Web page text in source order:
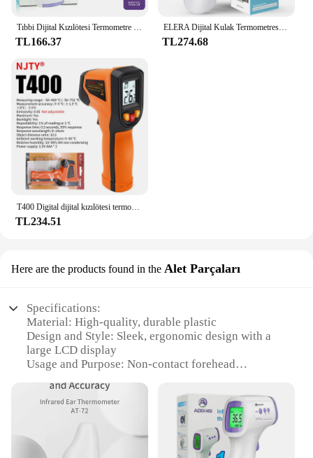
Tıbbi Dijital Kızılötesi Termometre Hızlı Sıcaklık Ölçümü Tıbbi El Vücut Alın Temassız Termometre Tabancası
TL166.37
ELERA Dijital Kulak Termometresi Alın Temassız Bebek Vücut Termometro Kızılötesi LCD Yetişkin Ateş IR Ev Sağlık Monitörleri
TL274.68
TL234.51
Here are the products found in the Alet Parçaları
Specifications:
Material: High-quality, durable plastic
Design and Style: Sleek, ergonomic design with a
large LCD display
Usage and Purpose: Non-contact forehead
readings
Performance and Property: Accurate to ±0.2°C, with
Parts and Accessories: Comes with a protective
cover and a user manual